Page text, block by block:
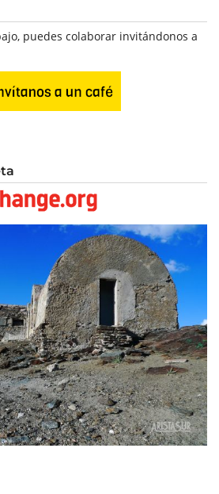
puedes colaborar invitándonos a